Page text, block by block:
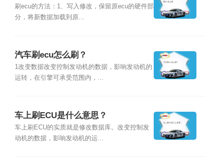
刷ecu的方法：1、写入修改，保留原ecu的硬件部
分，将新数据加载到原...
汽车刷ecu怎么刷？
1改变数据改变控制发动机的数据，影响发动机的
运转，在引擎可承受范围内，...
车上刷ECU是什么意思？
车上刷ECU的实质就是修改数据库。改变控制发
动机的数据，影响发动机的运...